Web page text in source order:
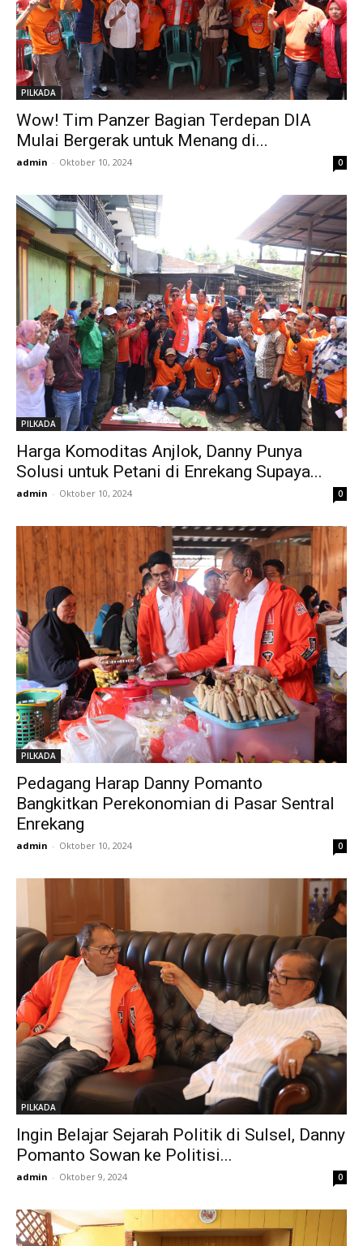
PILKADA
Wow! Tim Panzer Bagian Terdepan DIA
Mulai Bergerak untuk Menang di...
admin - Oktober 10, 2024 0
PILKADA
Harga Komoditas Anjlok, Danny Punya
Solusi untuk Petani di Enrekang Supaya...
admin - Oktober 10, 2024 0
PILKADA
Pedagang Harap Danny Pomanto
Bangkitkan Perekonomian di Pasar Sentral
Enrekang
admin - Oktober 10, 2024 0
PILKADA
Ingin Belajar Sejarah Politik di Sulsel, Danny
Pomanto Sowan ke Politisi...
admin - Oktober 9, 2024 0